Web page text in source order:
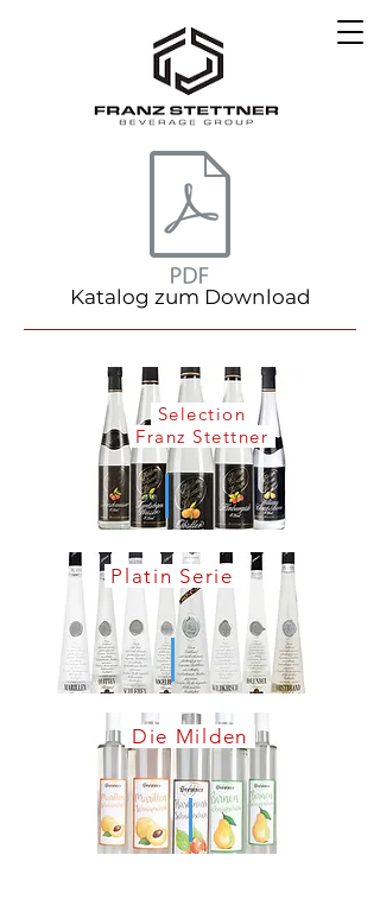
Katalog zum Download
Selection
Franz Stettner
Platin Serie
Die Milden